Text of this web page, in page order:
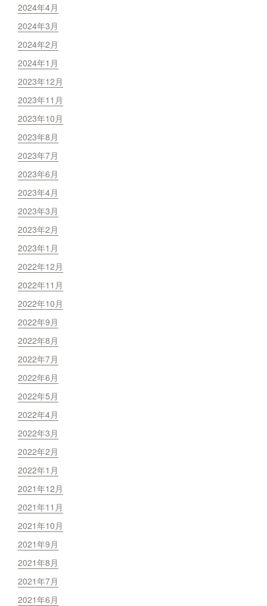
2024年4月
2024年3月
2024年2月
2024年1月
2023年12月
2023年11月
2023年10月
2023年8月
2023年7月
2023年6月
2023年4月
2023年3月
2023年2月
2023年1月
2022年12月
2022年11月
2022年10月
2022年9月
2022年8月
2022年7月
2022年6月
2022年5月
2022年4月
2022年3月
2022年2月
2022年1月
2021年12月
2021年11月
2021年10月
2021年9月
2021年8月
2021年7月
2021年6月